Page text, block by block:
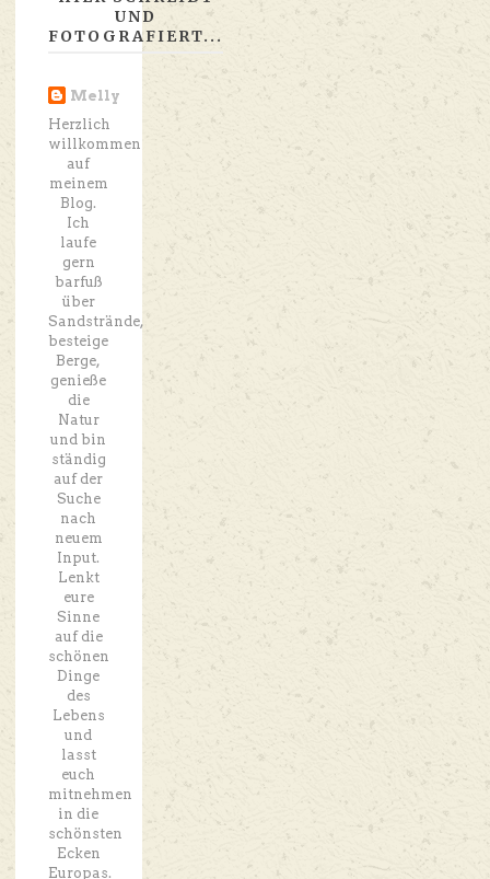
UND
FOTOGRAFIERT...
Melly
Herzlich
willkommen
auf
meinem
Blog.
Ich
laufe
gern
barfuß
über
Sandstrände,
besteige
Berge,
genieße
die
Natur
und bin
ständig
auf der
Suche
nach
neuem
Input.
Lenkt
eure
Sinne
auf die
schönen
Dinge
des
Lebens
und
lasst
euch
mitnehmen
in die
schönsten
Ecken
Europas.